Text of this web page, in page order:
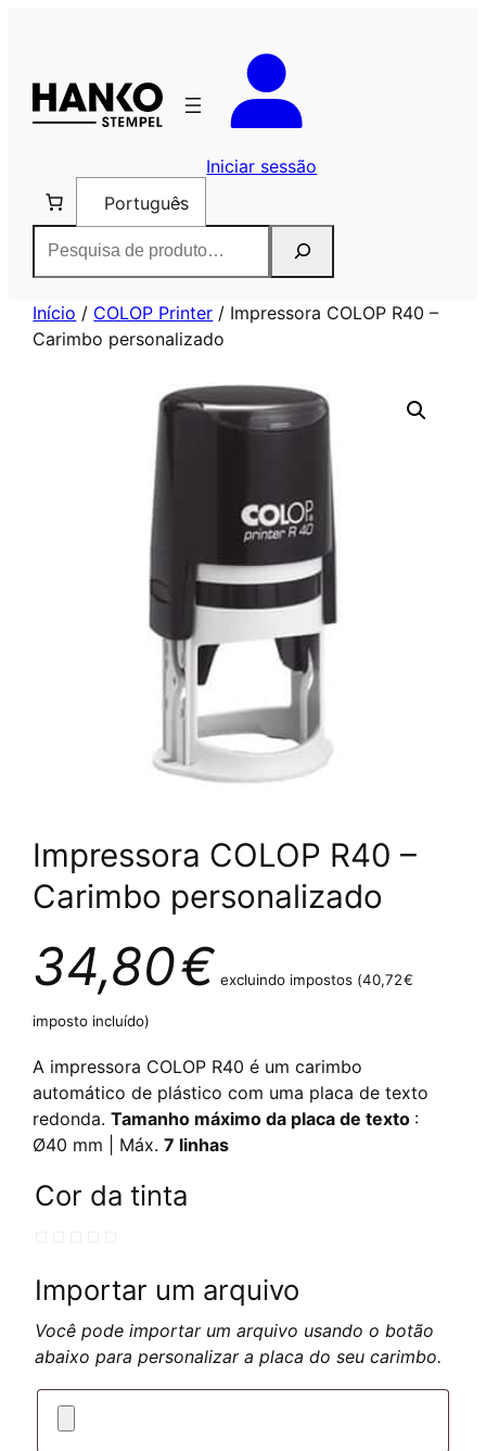
conteúdo
Iniciar sessão
Português
Início / COLOP Printer / Impressora COLOP R40 –
Carimbo personalizado
Impressora COLOP R40 –
Carimbo personalizado
34,80€ excluindo impostos (40,72€
imposto incluído)
A impressora COLOP R40 é um carimbo
automático de plástico com uma placa de texto
redonda.Tamanho máximo da placa de texto :
Ø40 mm | Máx.7 linhas
Cor da tinta
Importar um arquivo
Você pode importar um arquivo usando o botão
abaixo para personalizar a placa do seu carimbo.